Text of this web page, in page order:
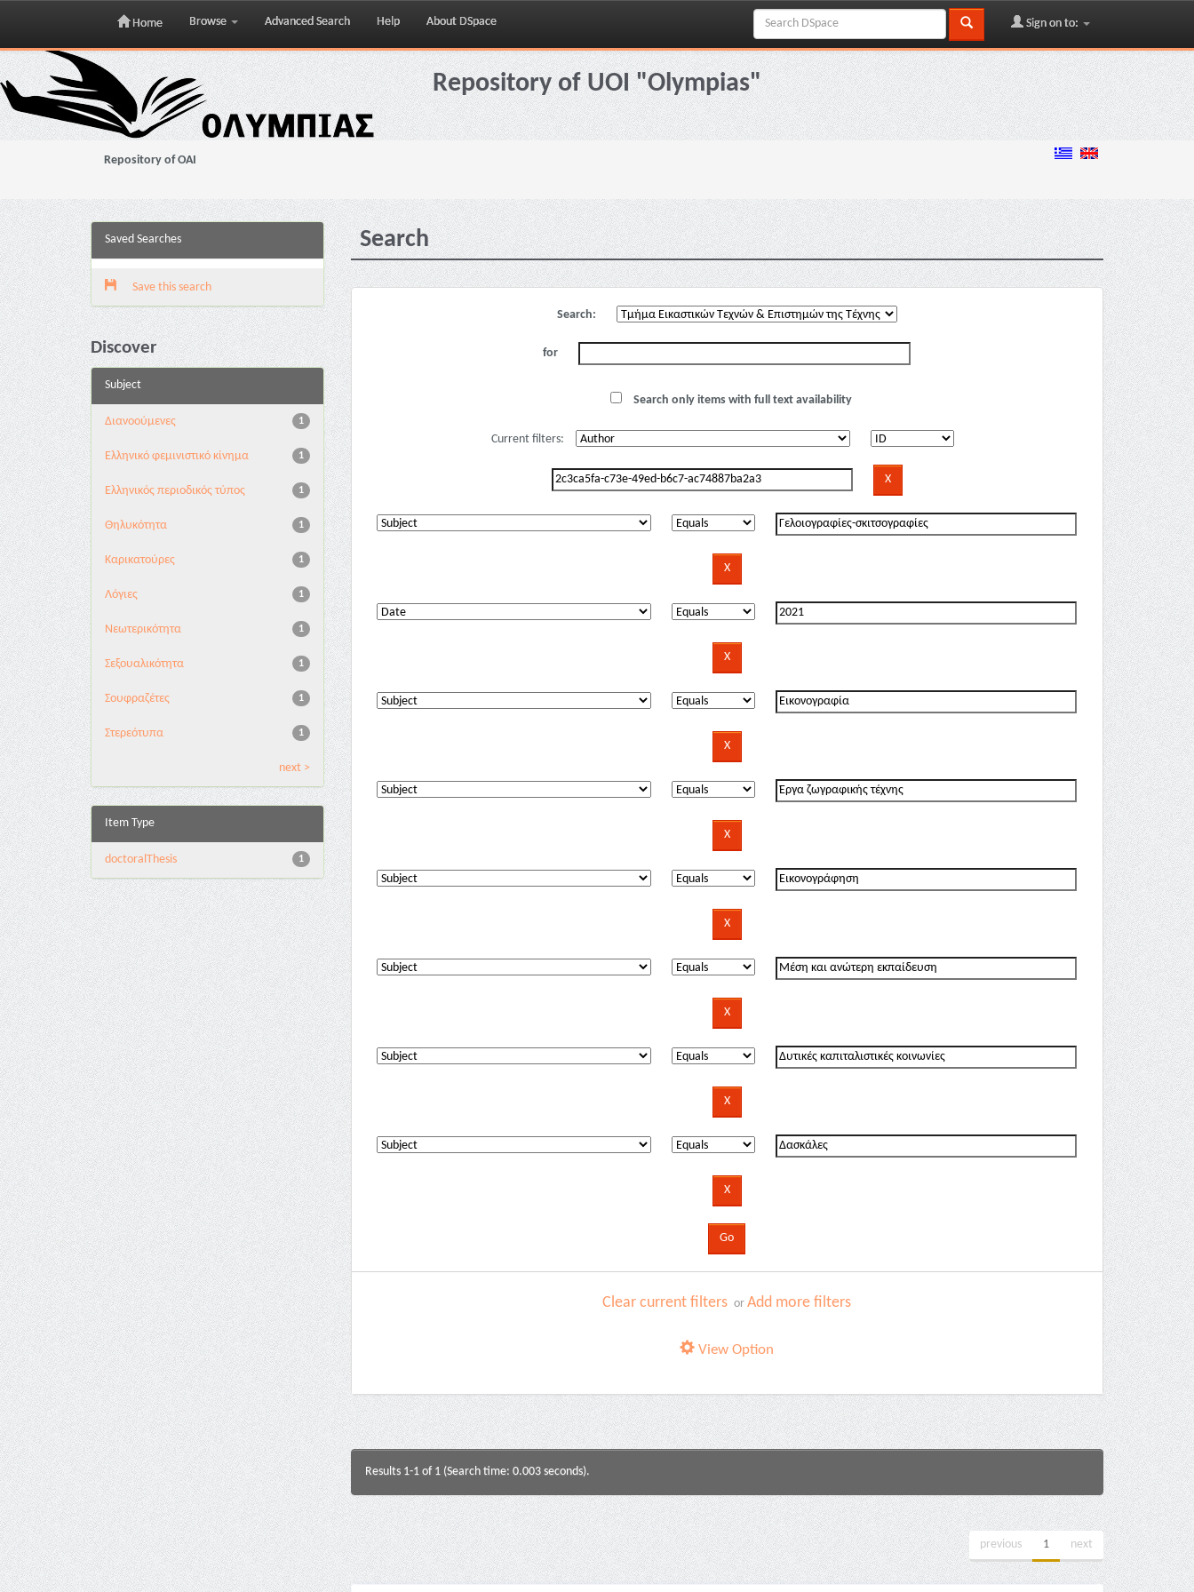
Skip
navigation
Home Browse Advanced Search Help About DSpace Sign on to:
Repository of UOI "Olympias"
Repository of OAI
Saved Searches
Save this search
Discover
Subject
1
Διανoούμενες
1
Ελληνικό φεμινιστικό κίνημα
1
Ελληνικός περιοδικός τύπος
1
Θηλυκότητα
1
Καρικατούρες
1
Λόγιες
1
Νεωτερικότητα
1
Σεξουαλικότητα
1
Σουφραζέτες
1
Στερεότυπα
next >
Item Type
1
doctoralThesis
Search
Search:
for
Search only items with full text availability
Current filters:
Clear current filters orAdd more filters
View Option
Results 1-1 of 1 (Search time: 0.003 seconds).
previous 1 next